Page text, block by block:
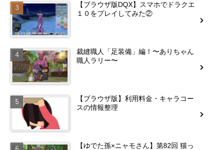
【ブラウザ版DQX】スマホでドラクエ
１０をプレイしてみた②
裁縫職人「足装備」編！〜ありちゃん
職人ラリー〜
【ブラウザ版】利用料金・キャラコー
スの情報整理
【ゆでた孫×ニャモさん】第82回 猫っ